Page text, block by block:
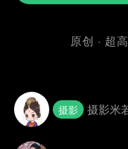
原创 · 超
摄影 摄影米